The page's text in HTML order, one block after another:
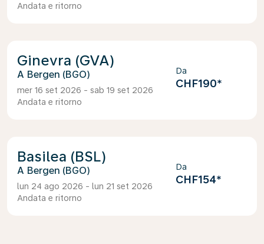
Andata e ritorno
Ginevra (GVA)
Bergen (BGO)
mer 16 set 2026 - sab 19 set 2026
Andata e ritorno
Da
CHF190*
Basilea (BSL)
Bergen (BGO)
lun 24 ago 2026 - lun 21 set 2026
Andata e ritorno
Da
CHF154*